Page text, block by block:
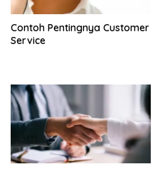
Contoh Pentingnya Customer
Service